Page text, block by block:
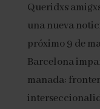
Queridxs
una nueva
próximo 9 de
Barcelona
manada: